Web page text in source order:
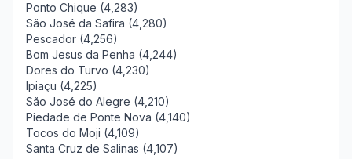
Ponto Chique (4,283)
São José da Safira (4,280)
Pescador (4,256)
Bom Jesus da Penha (4,244)
Dores do Turvo (4,230)
Ipiaçu (4,225)
São José do Alegre (4,210)
Piedade de Ponte Nova (4,140)
Tocos do Moji (4,109)
Santa Cruz de Salinas (4,107)